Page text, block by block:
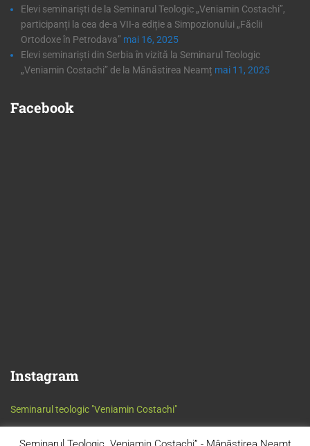
Elevi seminariști de la Seminarul Teologic „Veniamin Costachi”,
participanți la cea de-a VII-a ediție a Simpozionului „Făclii
Ortodoxe în Petrodava” mai 16, 2025
Elevi seminariști din Serbia în vizită la Seminarul Teologic
„Veniamin Costachi” de la Mănăstirea Neamț mai 11, 2025
Facebook
Instagram
Seminarul teologic "Veniamin Costachi"